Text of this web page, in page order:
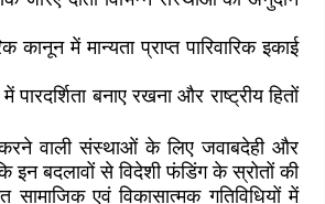
में मान्यता प्राप्त पारिवारिक इकाई
बनाए रखना और राष्ट्रीय हितों
वाली संस्थाओं के लिए जवाबदेही और
इन बदलावों से विदेशी फंडिंग के स्रोतों की
एवं विकासात्मक गतिविधियों में